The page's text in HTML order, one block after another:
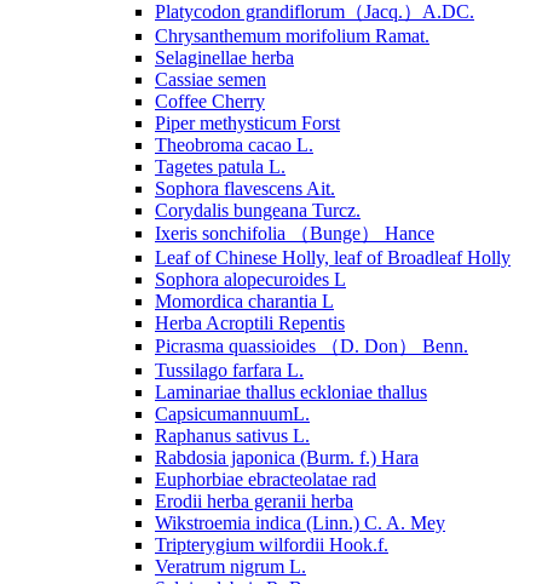
Platycodon grandiflorum（Jacq.）A.DC.
Chrysanthemum morifolium Ramat.
Selaginellae herba
Cassiae semen
Coffee Cherry
Piper methysticum Forst
Theobroma cacao L.
Tagetes patula L.
Sophora flavescens Ait.
Corydalis bungeana Turcz.
Ixeris sonchifolia （Bunge） Hance
Leaf of Chinese Holly, leaf of Broadleaf Holly
Sophora alopecuroides L
Momordica charantia L
Herba Acroptili Repentis
Picrasma quassioides （D. Don） Benn.
Tussilago farfara L.
Laminariae thallus eckloniae thallus
CapsicumannuumL.
Raphanus sativus L.
Rabdosia japonica (Burm. f.) Hara
Euphorbiae ebracteolatae rad
Erodii herba geranii herba
Wikstroemia indica (Linn.) C. A. Mey
Tripterygium wilfordii Hook.f.
Veratrum nigrum L.